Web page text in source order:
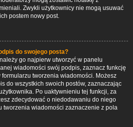
Zwykli użytkownicy nie mogą usuwać
postem nowy post.
do swojego posta?
go najpierw utworzyć w panelu
wiadomości swój podpis, zaznacz funkcję
tworzenia wiadomości. Możesz
do wszystkich swoich postów, zaznaczając
Po uaktywnieniu tej funkcji, za
zdecydować o niedodawaniu do niego
tworzenia wiadomości zaznaczenie z pola